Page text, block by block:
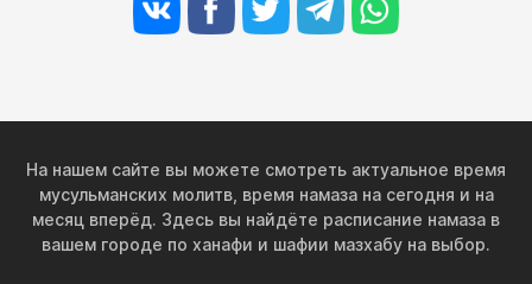
На нашем сайте вы можете смотреть актуальное время
мусульманских молитв, время намаза на сегодня и на
месяц вперёд. Здесь вы найдёте расписание намаза в
вашем городе по ханафи и шафии мазхабу на выбор.